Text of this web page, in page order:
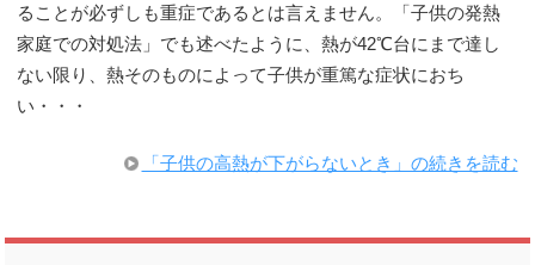
ることが必ずしも重症であるとは言えません。「子供の発熱
家庭での対処法」でも述べたように、熱が42℃台にまで達し
ない限り、熱そのものによって子供が重篤な症状におち
い・・・
「子供の高熱が下がらないとき」の続きを読む